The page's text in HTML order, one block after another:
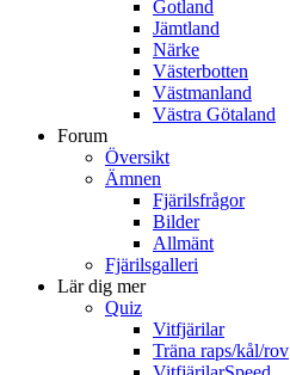
Gotland
Jämtland
Närke
Västerbotten
Västmanland
Västra Götaland
Forum
Översikt
Ämnen
Fjärilsfrågor
Bilder
Allmänt
Fjärilsgalleri
Lär dig mer
Quiz
Vitfjärilar
Träna raps/kål/rov